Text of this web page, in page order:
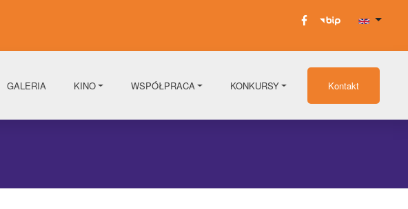
GALERIA KINO WSPÓŁPRACA KONKURSY Kontakt